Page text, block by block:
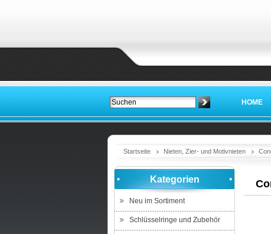
HOME
Startseite Nieten, Zier- und Motivnieten
Kategorien
Neu im Sortiment
Schlüsselringe und Zubehör